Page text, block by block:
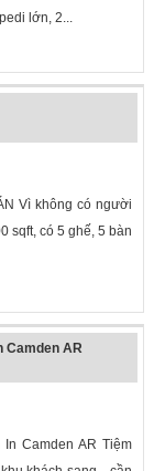
lớn, 2...
Vì không có người
sqft, có 5 ghế, 5 bàn
Camden AR
Camden AR Tiệm